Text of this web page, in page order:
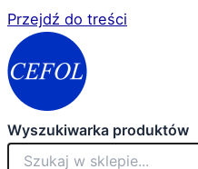
Przejdź do treści
Wyszukiwarka produktów